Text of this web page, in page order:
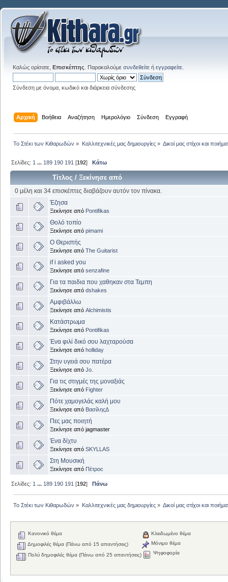
Καλώς ορίσατε, Επισκέπτης . Παρακαλούμε συνδεθείτε ή εγγραφείτε
Σύνδεση με όνομα, κωδικό και διάρκεια σύνδεσης
Αρχική Βοήθεια Αναζήτηση Ημερολόγιο Σύνδεση Εγγραφή
Το Στέκι των Κιθαρωδών » Καλλιτεχνικές μας δημιουργίες» Δικοί μας στίχοι και
Σελίδες: 1 ... 189 190 191 [192]Κάτω
Τίτλος /Ξεκίνησε από
0 μέλη και 34 επισκέπτες διαβάζουν αυτόν τον πίνακα.
Έζησα
Ξεκίνησε από Pontifikas
Θολό τοπίο
Ξεκίνησε από pimami
Ο Θεριστής
Ξεκίνησε από The Guitarist
if i asked you
Ξεκίνησε από senzafine
Για τα παιδια που χαθηκαν στα Τεμπη
Ξεκίνησε από dshakes
Αμφιβάλλω
Ξεκίνησε από Alchimistis
Κατάστρωμα
Ξεκίνησε από Pontifikas
Ένα φιλί δικό σου λαχταρούσα
Ξεκίνησε από holliday
Στην υγειά σου πατέρα
Ξεκίνησε από Jo.
Για τις στιγμές της μοναξιάς
Ξεκίνησε από Fighter
Πότε χαμογελάς καλή μου
Ξεκίνησε από ΒασίληςΔ
Πες μας ποιητή
Ξεκίνησε από jagmaster
Ένα δίχτυ
Ξεκίνησε από SKYLLAS
Στη Μουσική
Ξεκίνησε από Πέτροc
Σελίδες: 1 ... 189 190 191 [192]Πάνω
Το Στέκι των Κιθαρωδών » Καλλιτεχνικές μας δημιουργίες» Δικοί μας στίχοι και
Κανονικό θέμα
Δημοφιλές θέμα (Πάνω από 15 απαντήσεις)
Πολύ δημοφιλές θέμα (Πάνω από 25 απαντήσεις)
Κλειδωμένο θέμα
Μόνιμο θέμα
Ψηφοφορία